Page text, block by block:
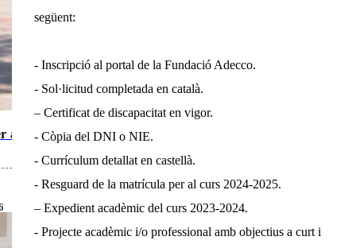
al
següent:
- Inscripció al portal de la Fundació Adecco.
- Sol·licitud completada en català.
– Certificat de discapacitat en vigor.
- Còpia del DNI o NIE.
- Currículum detallat en castellà.
- Resguard de la matrícula per al curs 2024-2025.
– Expedient acadèmic del curs 2023-2024.
- Projecte acadèmic i/o professional amb objectius a curt i